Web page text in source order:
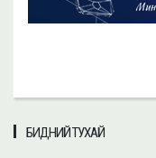
БИДНИЙ ТУХАЙ